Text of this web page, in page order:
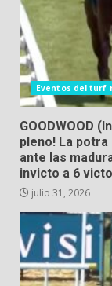
Eventos del turf
GOODWOOD
pleno! La potra
ante las
invicto a 6
julio 31, 2026